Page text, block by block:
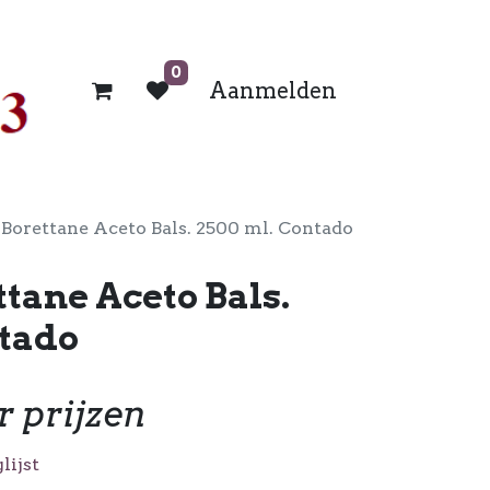
0
Aanmelden
Aceto Bals. 2500 ml. Contado
Aceto Bals.
prijzen